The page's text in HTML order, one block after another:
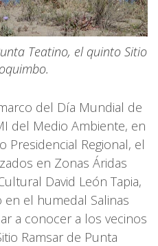
Teatino, el quinto Sitio
del Día Mundial de
del Medio Ambiente, en
Presidencial Regional, el
en Zonas Áridas
David León Tapia,
el humedal Salinas
a conocer a los vecinos
Ramsar de Punta